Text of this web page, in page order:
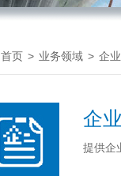
首页 > 业务领域 > 企
企
提供企